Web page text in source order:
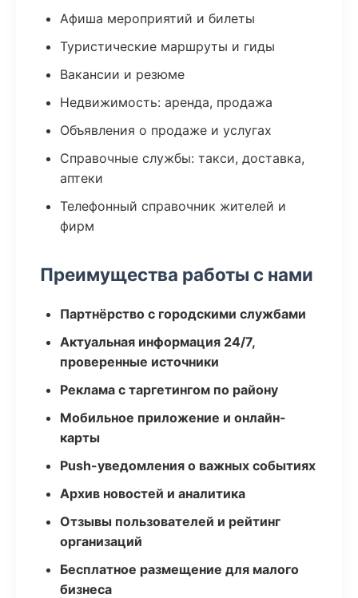
Афиша мероприятий и билеты
Туристические маршруты и гиды
Вакансии и резюме
Недвижимость: аренда, продажа
Объявления о продаже и услугах
Справочные службы: такси, доставка,
аптеки
Телефонный справочник жителей и
фирм
Преимущества работы с нами
Партнёрство с городскими службами
Актуальная информация 24/7,
проверенные источники
Реклама с таргетингом по району
Мобильное приложение и онлайн-
карты
Push-уведомления о важных событиях
Архив новостей и аналитика
Отзывы пользователей и рейтинг
организаций
Бесплатное размещение для малого
бизнеса